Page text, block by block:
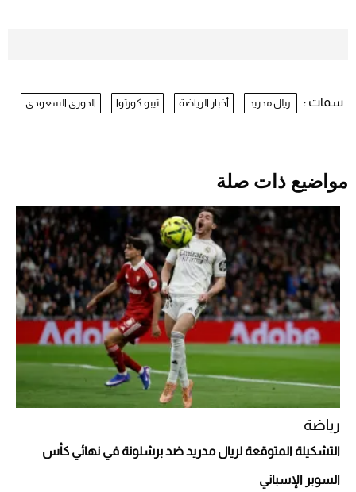
أغلى 10 عطور في العالم للرجال تمنحك فخامة
استثنائية
قبل ليلة النزال.. اكتمال وزن أبطال "The
Comeback" في جدة (فيديو)
2026-07-25
"بوجاتي ميسترال" الاستثنائية للبيع في مزاد
مونتيري
2026-07-23
سمات : ريال مدريد أخبار الرياضة تيبو كورتوا الدوري السعودي
مواضيع ذات صلة
رياضة
التشكيلة المتوقعة لريال مدريد ضد برشلونة في نهائي كأس
السوبر الإسباني